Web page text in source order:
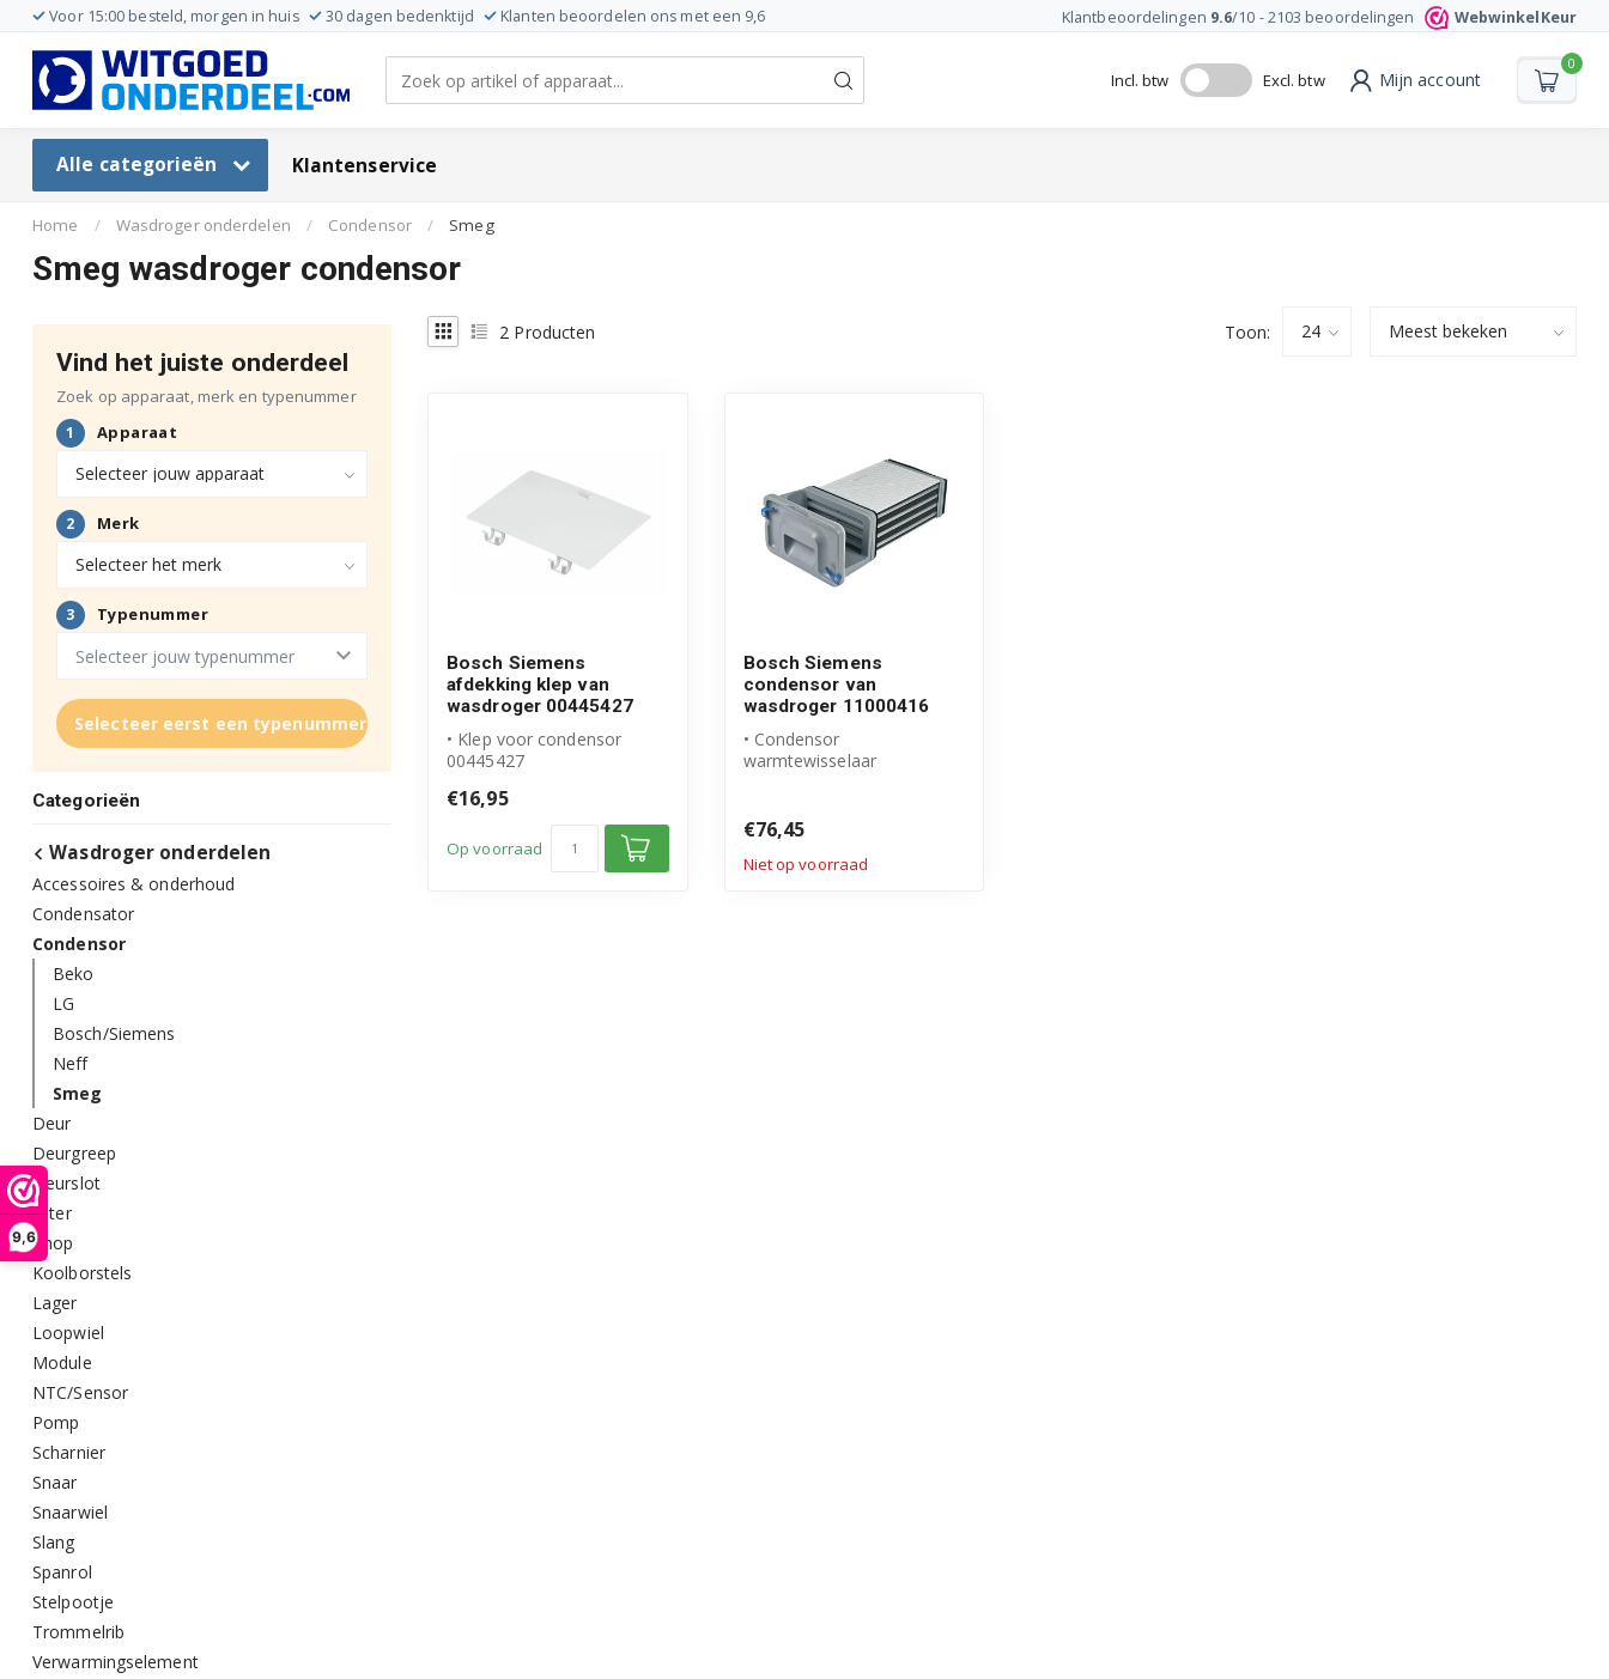
9,6
Voor 15:00 besteld, morgen in huis 30 dagen bedenktijd Klanten beoordelen ons met een 9,6 Klantbeoordelingen 9.6/10 -2103 beoordelingen WebwinkelKeur
Incl. btw Excl. btw Mijn account
0
Alle categorieën Klantenservice
Home / Wasdroger onderdelen / Condensor / Smeg
Smeg wasdroger condensor
Vind het juiste onderdeel
Zoek op apparaat, merk en typenummer
Selecteer eerst een typenummer
Categorieën
Wasdroger onderdelen
Accessoires & onderhoud
Condensator
Condensor
Beko
LG
Bosch/Siemens
Neff
Smeg
Deur
Deurgreep
Deurslot
Filter
Knop
Koolborstels
Lager
Loopwiel
Module
NTC/Sensor
Pomp
Scharnier
Snaar
Snaarwiel
Slang
Spanrol
Stelpootje
Trommelrib
Verwarmingselement
2 Producten Toon:
Bosch Siemens
afdekking klep van
wasdroger 00445427
• Klep voor condensor
00445427
product
• 260 x 190 m...
€16,95
Op voorraad
Bosch Siemens
condensor van
wasdroger 11000416
• Condensor
warmtewisselaar
• Artikelnummer:...
€76,45
Niet op voorraad